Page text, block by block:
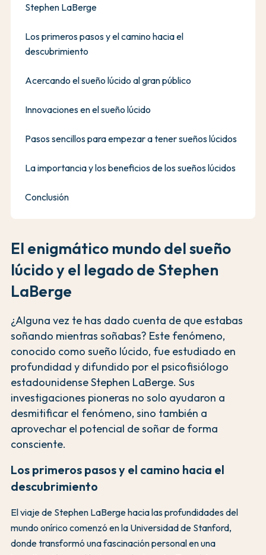
El enigmático mundo del sueño
lúcido y el legado de Stephen
LaBerge
¿Alguna vez te has dado cuenta de que estabas
soñando mientras soñabas? Este fenómeno,
conocido como sueño lúcido, fue estudiado en
profundidad y difundido por el psicofisiólogo
estadounidense Stephen LaBerge. Sus
investigaciones pioneras no solo ayudaron a
desmitificar el fenómeno, sino también a
aprovechar el potencial de soñar de forma
consciente.
Los primeros pasos y el camino hacia el
descubrimiento
El viaje de Stephen LaBerge hacia las profundidades del
mundo onírico comenzó en la Universidad de Stanford,
donde transformó una fascinación personal en una
Stephen LaBerge
Los primeros pasos y el camino hacia el
descubrimiento
Acercando el sueño lúcido al gran público
Innovaciones en el sueño lúcido
Pasos sencillos para empezar a tener sueños lúcidos
La importancia y los beneficios de los sueños lúcidos
Conclusión